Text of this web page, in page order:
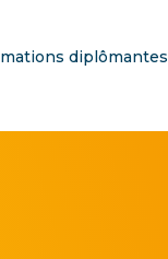
diplômantes